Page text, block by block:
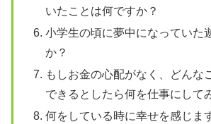
いたことは何ですか？
小学生の頃に夢中になっていた
か？
もしお金の心配がなく、どんな
できるとしたら何を仕事にして
何をしている時に幸せを感じま